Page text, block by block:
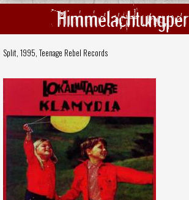
Split, 1995, Teenage Rebel Records